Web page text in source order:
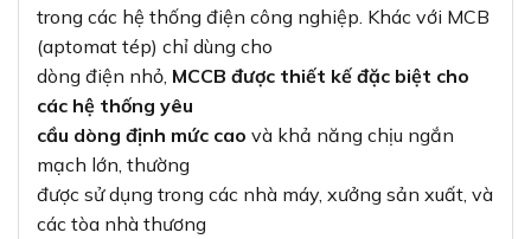
trong các hệ thống điện công nghiệp. Khác với MCB
(aptomat tép) chỉ dùng cho
dòng điện nhỏ, MCCB được thiết kế đặc biệt cho
các hệ thống yêu
cầu dòng định mức cao và khả năng chịu ngắn
mạch lớn, thường
được sử dụng trong các nhà máy, xưởng sản xuất, và
các tòa nhà thương